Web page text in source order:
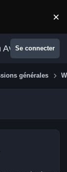
×
AvexSe connecter
générales